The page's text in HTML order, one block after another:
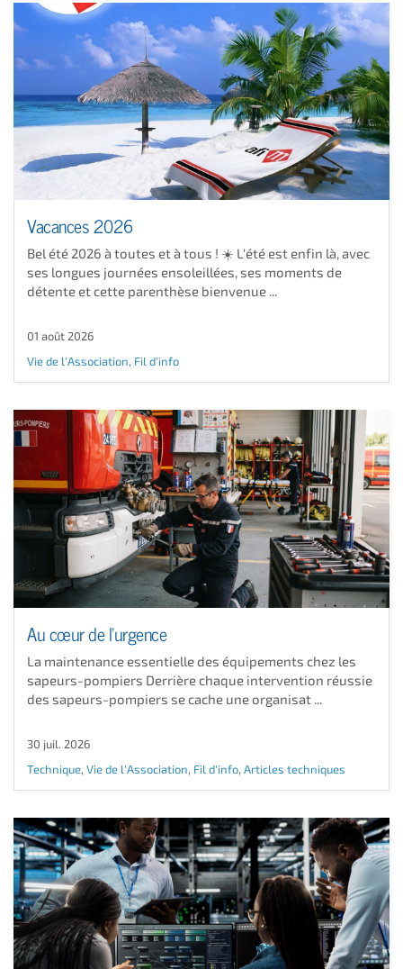
Vacances 2026
Bel été 2026 à toutes et à tous ! ☀️ L'été est enfin là, avec
ses longues journées ensoleillées, ses moments de
détente et cette parenthèse bienvenue ...
01 août 2026
Vie de l'Association, Fil d'info
Au cœur de l'urgence
La maintenance essentielle des équipements chez les
sapeurs-pompiers Derrière chaque intervention réussie
des sapeurs-pompiers se cache une organisat ...
30 juil. 2026
Technique, Vie de l'Association, Fil d'info, Articles techniques